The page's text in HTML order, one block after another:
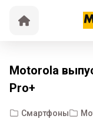
Motorola
Pro+
Смартфоны